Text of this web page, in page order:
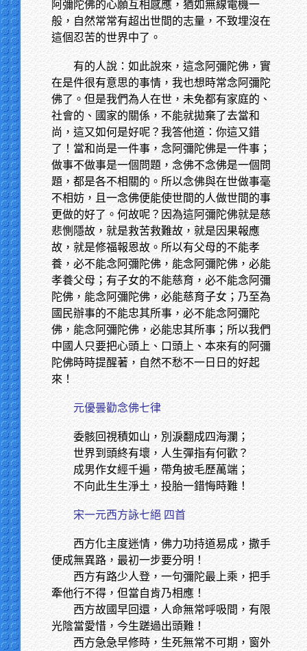
阿彌陀佛的心願互相感應，猶如無線電機一
般，自然常常有超出世間的志量，不致埋沒在
這個忍苦的世界中了。
有的人說：如此說來，這念阿彌陀佛，實
在是件很有意思的事情，我也想時常念阿彌陀
佛了。但是我們為人在世，未免都有家庭的、
社會的、國家的關係，不能就拋棄了去當和
尚，這又如何是好呢？我答他道：你這又錯
了！當和尚是一件事，念阿彌陀佛是一件事；
做事不做事是一個問題，念佛不念佛是一個問
題，都是各不相關的。所以念佛與在世做事毫
不相妨，且一念佛便能使世間的人做世間的事
更做的好了。何故呢？因為這阿彌陀佛就是慈
悲惻隱故，就是救苦救難故，就是因果報應
故，就是修福報恩故。所以有父母的不能孝
養，必不能念阿彌陀佛，能念阿彌陀佛，必能
孝養父母；有子女的不能慈育，必不能念阿彌
陀佛，能念阿彌陀佛，必能慈育子女；乃至為
國民辦事的不能忠其所事，必不能念阿彌陀
佛，能念阿彌陀佛，必能忠其所事；所以我們
中國人只要把心頭上、口頭上、本來有的阿彌
陀佛時時提醒著，自然不愁不一日日的好起
來！
元優曇勸念佛七律
委骸回視積如山，別淚翻成四海瀾；
世界到頭終有壞，人生彈指有何歡？
成男作女經千遍，帶角披毛歷萬端；
不向此生生淨土，投胎一錯悔時難！
宋一元西方詠七絕 四首
西方化主度迷情，佛力功持道易成，撒手
便成無異路，最初一步要分明！
西方有路少人登，一句彌陀最上乘，把手
牽他行不得，但當自肯乃相應！
西方故國早回還，人命無常呼吸間，有限
光陰當愛惜，今生蹉過出頭難！
西方急急早修時，生死無常不可期，窗外